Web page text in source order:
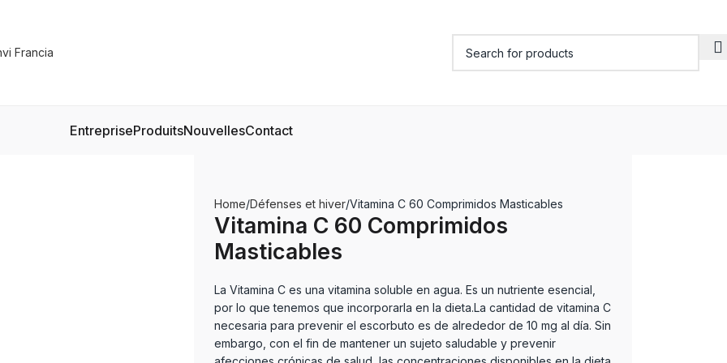
EntrepriseProduitsNouvellesContact
Home Défenses et hiver Vitamina C 60 Comprimidos Masticables
Vitamina C 60 Comprimidos
Masticables
La Vitamina C es una vitamina soluble en agua. Es un nutriente esencial,
por lo que tenemos que incorporarla en la dieta.La cantidad de vitamina C
necesaria para prevenir el escorbuto es de alrededor de 10 mg al día. Sin
embargo, con el fin de mantener un sujeto saludable y prevenir